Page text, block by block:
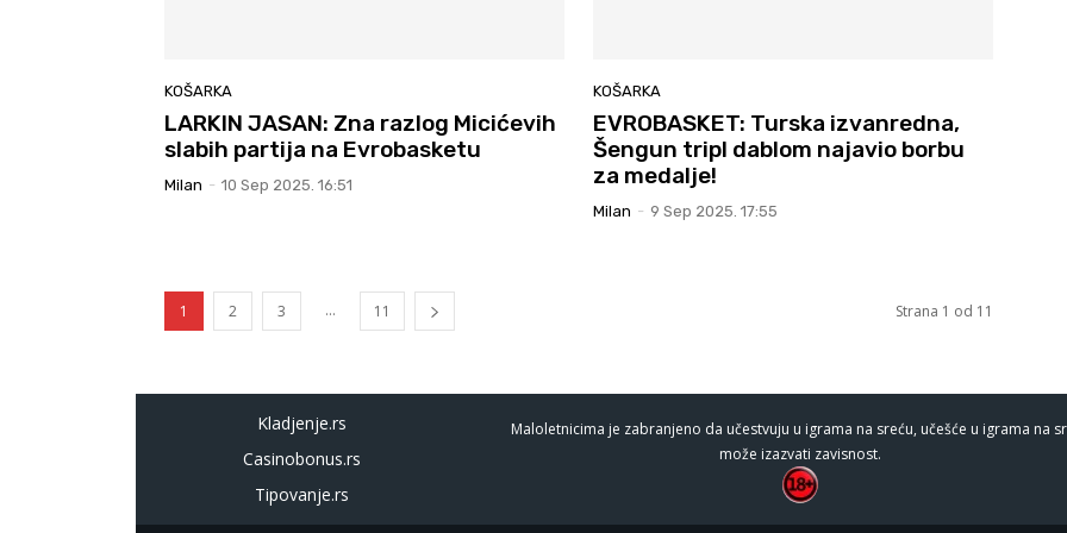
KOŠARKA
LARKIN JASAN: Zna razlog Micićevih
slabih partija na Evrobasketu
Milan - 10 Sep 2025. 16:51
KOŠARKA
EVROBASKET: Turska izvanredna,
Šengun tripl dablom najavio borbu
za medalje!
Milan - 9 Sep 2025. 17:55
1 2 3 ... 11 Strana 1 od 11
Kladjenje.rs
Casinobonus.rs
Tipovanje.rs
Maloletnicima je zabranjeno da učestvuju u igrama na sreću, učešće u igrama na
može izazvati zavisnost.